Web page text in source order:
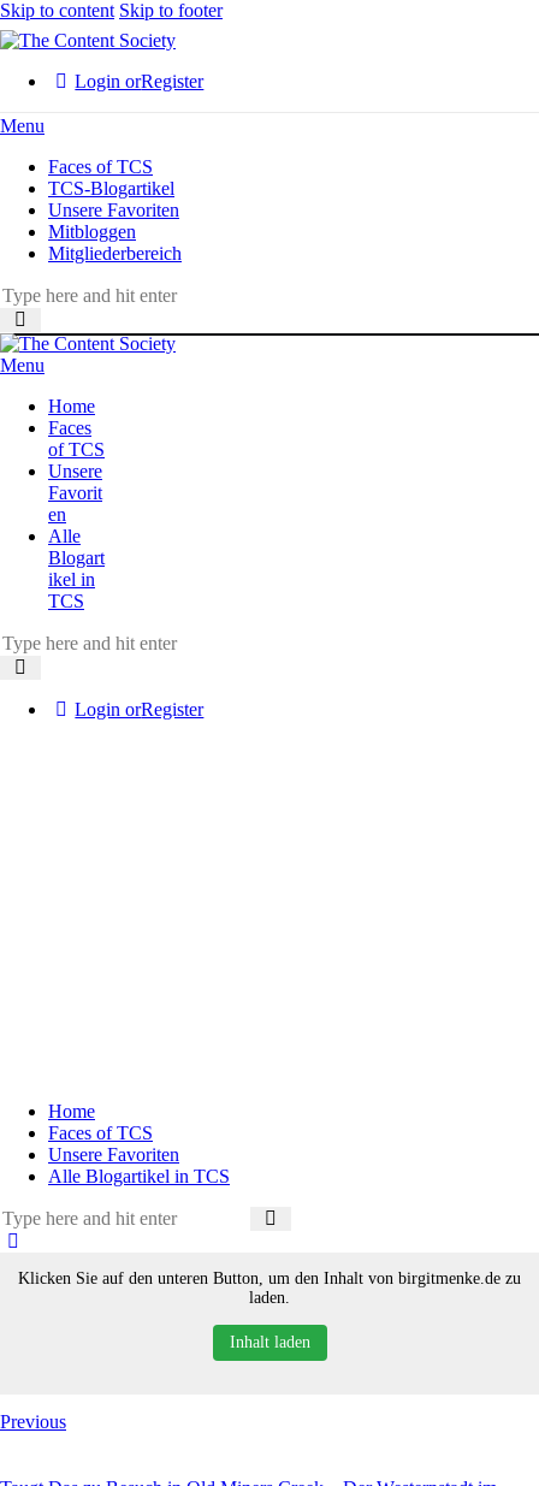
Skip to content Skip to footer
Login orRegister
Menu
Faces of TCS
TCS-Blogartikel
Unsere Favoriten
Mitbloggen
Mitgliederbereich
Menu
Home
Faces
of TCS
Unsere
Favorit
en
Alle
Blogart
ikel in
TCS
Login orRegister
Home
Faces of TCS
Unsere Favoriten
Alle Blogartikel in TCS
Klicken Sie auf den unteren Button, um den Inhalt von birgitmenke.de zu
laden.
Inhalt laden
Beitragsnavigation
Previous